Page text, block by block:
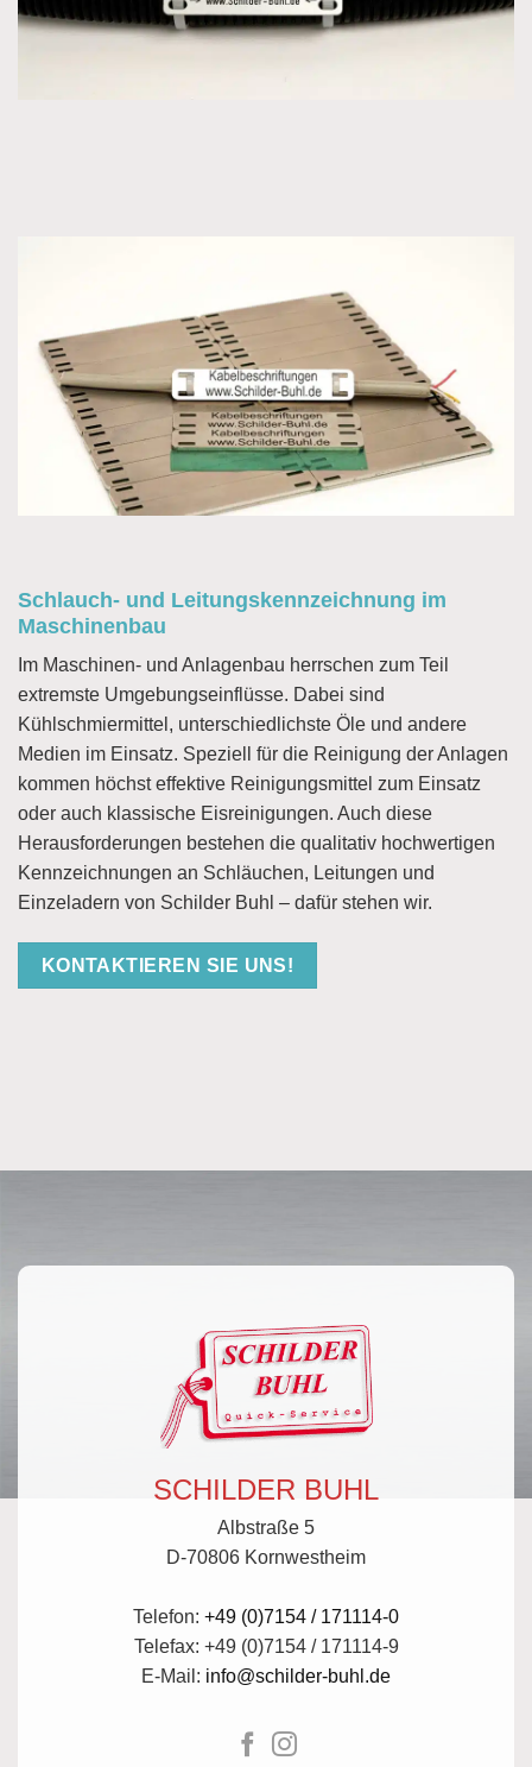
Schlauch- und Leitungskennzeichnung im
Maschinenbau
Im Maschinen- und Anlagenbau herrschen zum Teil
extremste Umgebungseinflüsse. Dabei sind
Kühlschmiermittel, unterschiedlichste Öle und andere
Medien im Einsatz. Speziell für die Reinigung der Anlagen
kommen höchst effektive Reinigungsmittel zum Einsatz
oder auch klassische Eisreinigungen. Auch diese
Herausforderungen bestehen die qualitativ hochwertigen
Kennzeichnungen an Schläuchen, Leitungen und
Einzeladern von Schilder Buhl – dafür stehen wir.
KONTAKTIEREN SIE UNS!
SCHILDER BUHL
Albstraße 5
D-70806 Kornwestheim
Telefon: +49 (0)7154 / 171114-0
Telefax: +49 (0)7154 / 171114-9
E-Mail: info@schilder-buhl.de